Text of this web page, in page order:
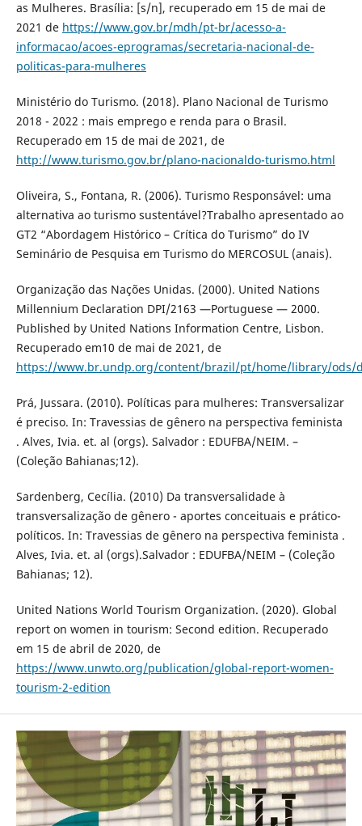
as Mulheres. Brasília: [s/n], recuperado em 15 de mai de
2021 de https://www.gov.br/mdh/pt-br/acesso-a-
informacao/acoes-eprogramas/secretaria-nacional-de-
politicas-para-mulheres
Ministério do Turismo. (2018). Plano Nacional de Turismo
2018 - 2022 : mais emprego e renda para o Brasil.
Recuperado em 15 de mai de 2021, de
http://www.turismo.gov.br/plano-nacionaldo-turismo.html
Oliveira, S., Fontana, R. (2006). Turismo Responsável: uma
alternativa ao turismo sustentável?Trabalho apresentado ao
GT2 “Abordagem Histórico – Crítica do Turismo” do IV
Seminário de Pesquisa em Turismo do MERCOSUL (anais).
Organização das Nações Unidas. (2000). United Nations
Millennium Declaration DPI/2163 —Portuguese — 2000.
Published by United Nations Information Centre, Lisbon.
Recuperado em10 de mai de 2021, de
https://www.br.undp.org/content/brazil/pt/home/library/ods/
Prá, Jussara. (2010). Políticas para mulheres: Transversalizar
é preciso. In: Travessias de gênero na perspectiva feminista
. Alves, Ivia. et. al (orgs). Salvador : EDUFBA/NEIM. –
(Coleção Bahianas;12).
Sardenberg, Cecília. (2010) Da transversalidade à
transversalização de gênero - aportes conceituais e prático-
políticos. In: Travessias de gênero na perspectiva feminista .
Alves, Ivia. et. al (orgs).Salvador : EDUFBA/NEIM – (Coleção
Bahianas; 12).
United Nations World Tourism Organization. (2020). Global
report on women in tourism: Second edition. Recuperado
em 15 de abril de 2020, de
https://www.unwto.org/publication/global-report-women-
tourism-2-edition